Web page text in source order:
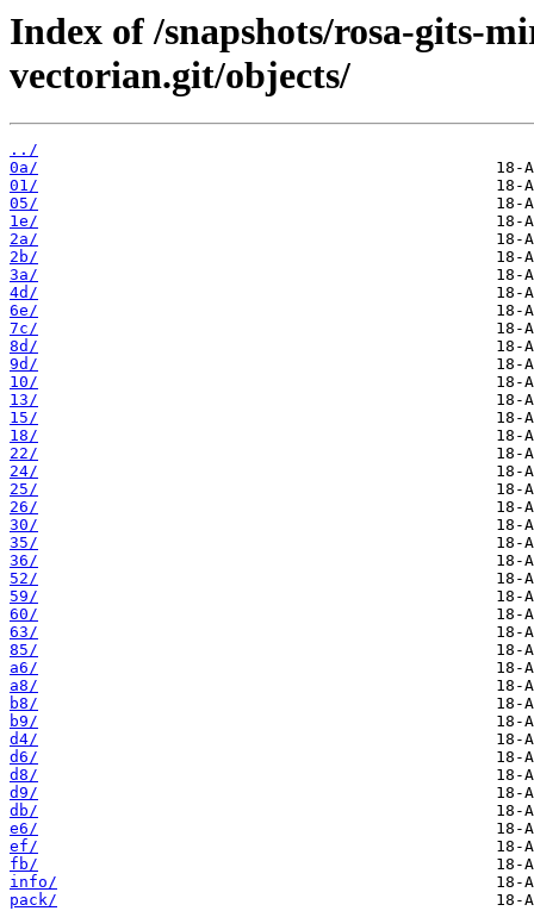
Index of /snapshots/rosa-gits-
vectorian.git/objects/
../
0a/
01/
05/
1e/
2a/
2b/
3a/
4d/
6e/
7c/
8d/
9d/
10/
13/
15/
18/
22/
24/
25/
26/
30/
35/
36/
52/
59/
60/
63/
85/
a6/
a8/
b8/
b9/
d4/
d6/
d8/
d9/
db/
e6/
ef/
fb/
info/
pack/